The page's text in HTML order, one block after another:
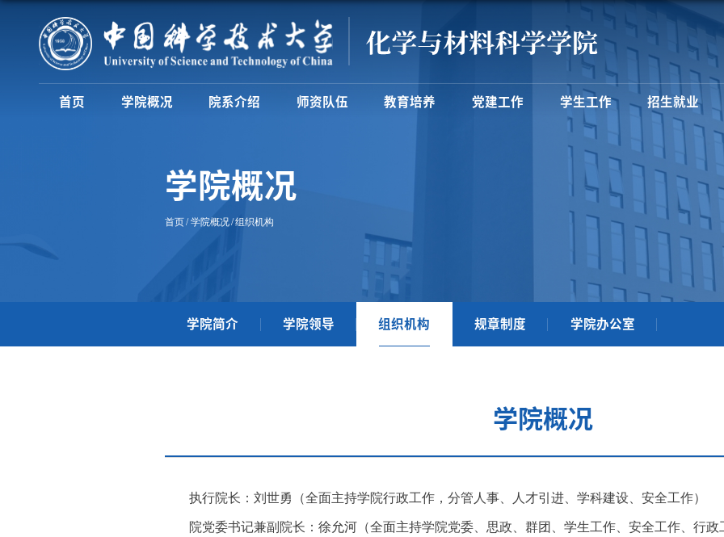
首页 学院概况 院系介绍 师资队伍 教育培养 党建工作 学生工作 招生就业
学院概况
首页 学院概况 组织机构
学院简介 学院领导 组织机构 规章制度 学院办公室
学院概况
执行院长： 刘世勇（全面主持学院行政工作，分管人事、人才引进、学科建设、安全工作）
院党委书记兼副院长： 徐允河 （全面主持学院党委、思政、群团、学生工作、安全工作、行政